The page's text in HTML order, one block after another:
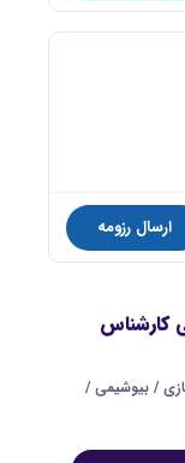
ارسال رزومه
/ بیوشیمی /